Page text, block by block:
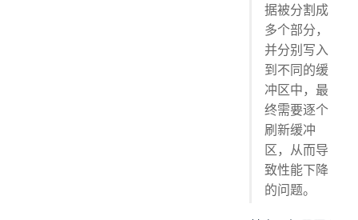
据被分割成
多个部分，
并分别写入
到不同的缓
冲区中，最
终需要逐个
刷新缓冲
区，从而导
致性能下降
的问题。